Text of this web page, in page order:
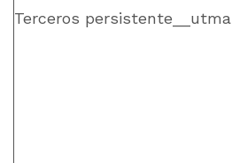
Terceros persistente__utma